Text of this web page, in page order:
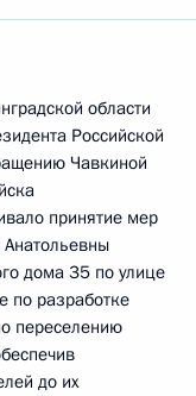
области
Российской
Чавкиной
принятие мер
дома 35 по улице
по разработке
переселению
до их